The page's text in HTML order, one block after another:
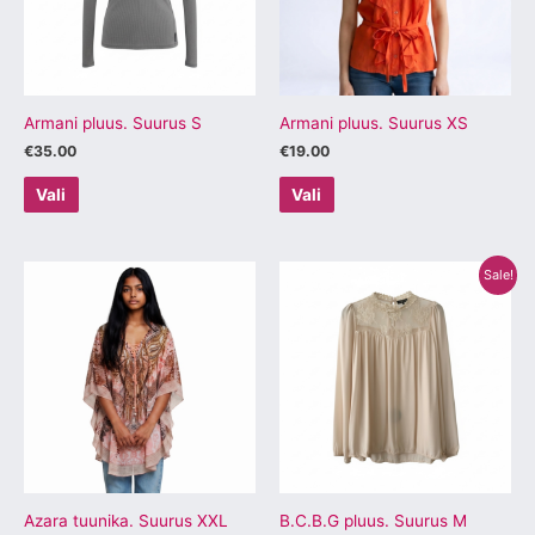
Armani pluus. Suurus S
€35.00
Vali
Valikuid
saab
tootelehel.
Armani pluus. Suurus XS
€19.00
Vali
Valikuid
saab
teha
tootelehel.
Azara tuunika. Suurus XXL
tootel
on
mitu
varianti.
Valikuid
saab
teha
tootelehel.
Sale!
B.C.B.G pluus. Suurus M
hind
oli:
€269.00.
hind
on:
€50.00.
tootel
on
mitu
varianti.
Valikuid
saab
tootelehel.